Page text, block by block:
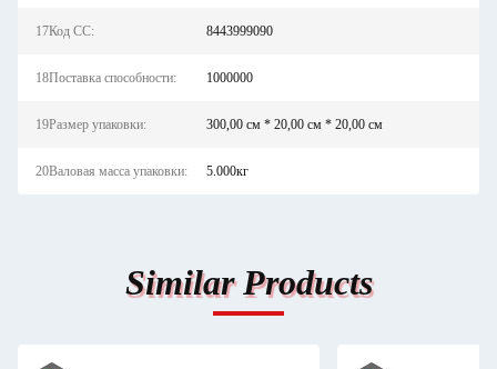
17Код СС: 8443999090
18Поставка способности: 1000000
19Размер упаковки: 300,00 см * 20,00 см * 20,00 см
20Валовая масса упаковки: 5.000кг
Similar Products